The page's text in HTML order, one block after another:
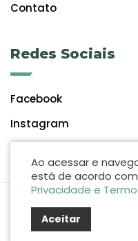
Contato
Redes Sociais
Facebook
Instagram
© 2024 Giro do Vale.
Ao acessar e
está de acordo
Privacidade e
Aceitar